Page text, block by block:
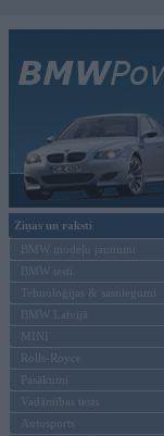
Ziņas un raksti
BMW modeļu jaunumi
BMW testi
Tehnoloģijas & sasniegumi
BMW Latvijā
MINI
Rolls-Royce
Pasākumi
Vadāmības tests
Autosports